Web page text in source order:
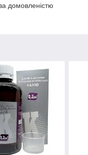
домовленістю